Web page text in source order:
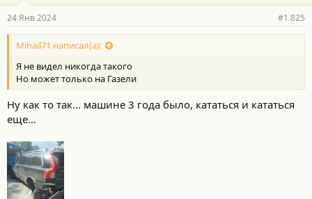
24 Янв 2024 #1.825
Mihail71 написал(а):
Я не видел никогда такого
Но может только на Газели
Ну как то так... машине 3 года было, кататься и кататься
еще...